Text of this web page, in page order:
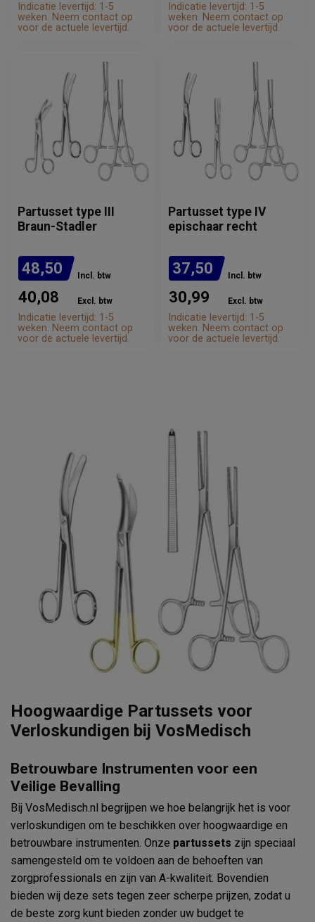
Indicatie levertijd: 1-5
weken. Neem contact op
voor de actuele levertijd.
Indicatie levertijd: 1-5
weken. Neem contact op
voor de actuele levertijd.
Partusset type III
Braun-Stadler
48,50 Incl. btw
40,08 Excl. btw
Indicatie levertijd: 1-5
weken. Neem contact op
voor de actuele levertijd.
Partusset type IV
epischaar recht
37,50 Incl. btw
30,99 Excl. btw
Indicatie levertijd: 1-5
weken. Neem contact op
voor de actuele levertijd.
Hoogwaardige Partussets voor
Verloskundigen bij VosMedisch
Betrouwbare Instrumenten voor een
Veilige Bevalling
Bij VosMedisch.nl begrijpen we hoe belangrijk het is voor
verloskundigen om te beschikken over hoogwaardige en
betrouwbare instrumenten. Onze partussets zijn speciaal
samengesteld om te voldoen aan de behoeften van
zorgprofessionals en zijn van A-kwaliteit. Bovendien
bieden wij deze sets tegen zeer scherpe prijzen, zodat u
de beste zorg kunt bieden zonder uw budget te